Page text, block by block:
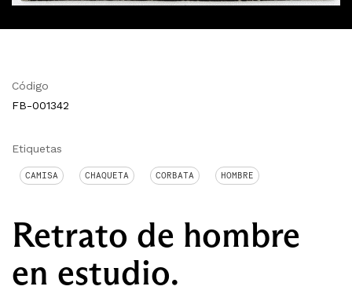
Código
FB-001342
Etiquetas
CAMISA CHAQUETA CORBATA HOMBRE
Retrato de hombre
en estudio.